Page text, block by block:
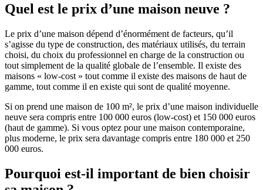
Quel est le prix d’une maison neuve ?
Le prix d’une maison dépend d’énormément de facteurs, qu’il
s’agisse du type de construction, des matériaux utilisés, du terrain
choisi, du choix du professionnel en charge de la construction ou
tout simplement de la qualité globale de l’ensemble. Il existe des
maisons « low-cost » tout comme il existe des maisons de haut de
gamme, tout comme il en existe qui sont de qualité moyenne.
Si on prend une maison de 100 m², le prix d’une maison individuelle
neuve sera compris entre 100 000 euros (low-cost) et 150 000 euros
(haut de gamme). Si vous optez pour une maison contemporaine,
plus moderne, le prix sera davantage compris entre 180 000 et 250
000 euros.
Pourquoi est-il important de bien choisir